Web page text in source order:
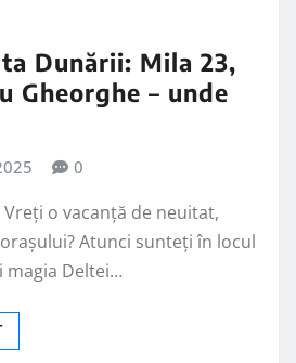
Dunării: Mila 23,
Gheorghe – unde
0
o vacanță de neuitat,
Atunci sunteți în locul
magia Deltei…